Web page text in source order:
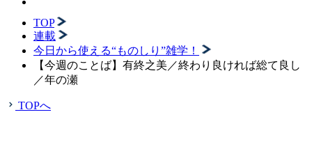
TOP
連載
今日から使える“ものしり”雑学！
【今週のことば】有終之美／終わり良ければ総て良し
／年の瀬
TOPへ